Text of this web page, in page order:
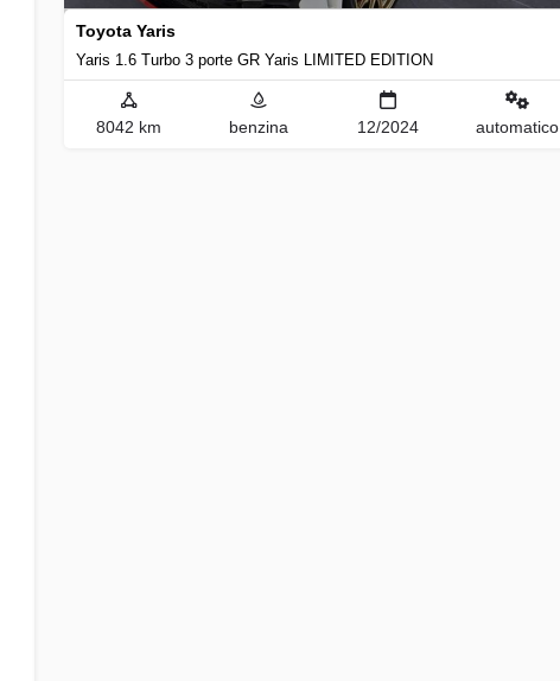
Toyota Yaris
Yaris 1.6 Turbo 3 porte GR Yaris LIMITED EDITION
8042 km benzina 12/2024 automatico